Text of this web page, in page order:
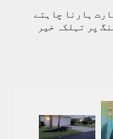
ہارنا چاہتے
پر تہلکہ خیر